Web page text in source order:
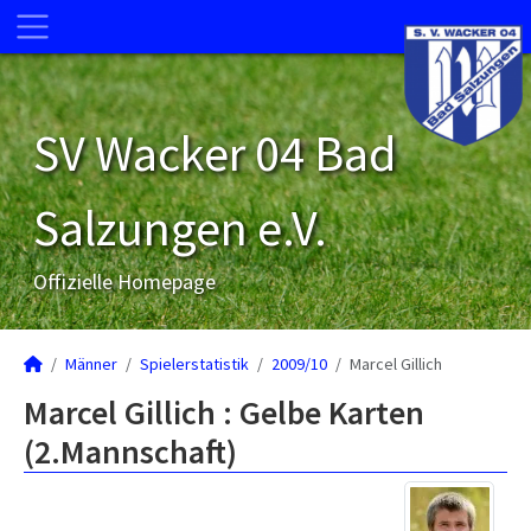
SV Wacker 04 Bad
Salzungen e.V.
Offizielle Homepage
Männer Spielerstatistik 2009/10 Marcel Gillich
Marcel Gillich : Gelbe Karten
(2.Mannschaft)